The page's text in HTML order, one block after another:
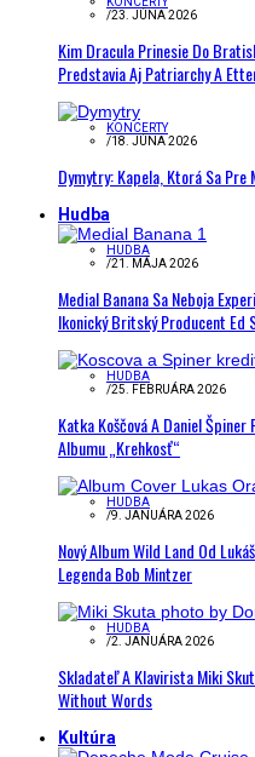
/23. JÚNA 2026
Kim Dracula Prinesie Do
Predstavia Aj Patriarchy A
KONCERTY
/18. JÚNA 2026
Dymytry: Kapela, Ktorá Sa Pre
Hudba
HUDBA
/21. MÁJA 2026
Medial Banana Sa Neboja
Ikonický Britský Producent Ed
HUDBA
/25. FEBRUÁRA 2026
Katka Koščová A Daniel
Albumu „Krehkosť“
HUDBA
/9. JANUÁRA 2026
Nový Album Wild Land Od
Legenda Bob Mintzer
HUDBA
/2. JANUÁRA 2026
Skladateľ A Klavirista Miki
Without Words
Kultúra